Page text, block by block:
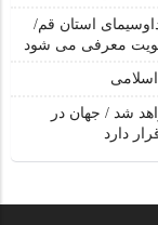
استان قم/
معرفی می شود
شد / جهان در
دارد